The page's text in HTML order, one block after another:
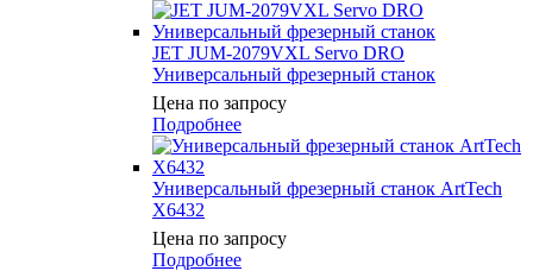
JET JUM-2079VXL Servo DRO
Универсальный фрезерный станок
Цена по запросу
Подробнее
Универсальный фрезерный станок ArtTech
X6432
Цена по запросу
Подробнее